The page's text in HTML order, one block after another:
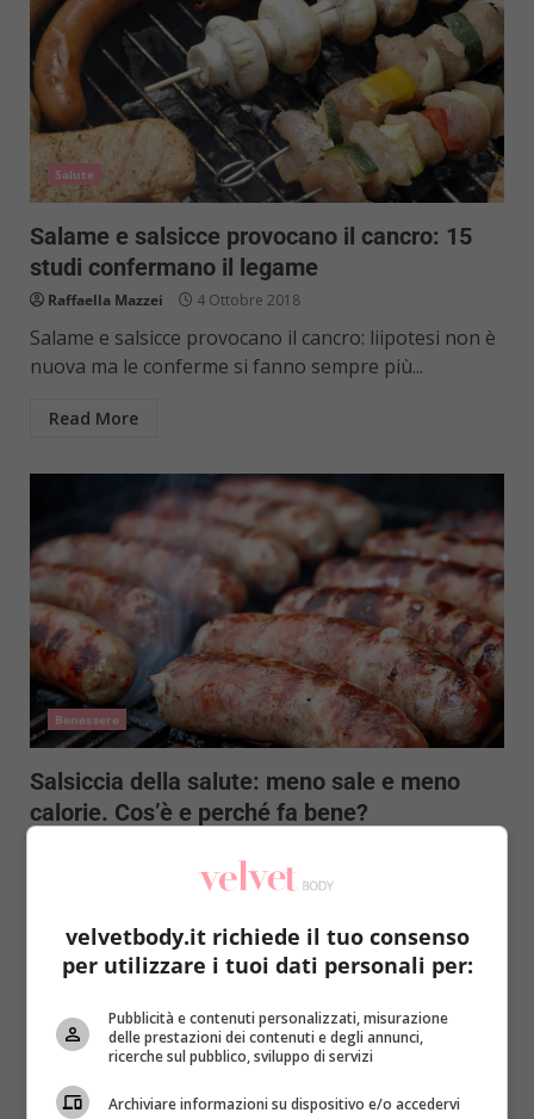
Salute
Salame e salsicce provocano il cancro: 15
studi confermano il legame
Raffaella Mazzei 4 Ottobre 2018
Salame e salsicce provocano il cancro: liipotesi non è
nuova ma le conferme si fanno sempre più...
Read More
Benessere
Salsiccia della salute: meno sale e meno
calorie. Cos’è e perché fa bene?
La salsiccia della salute ha lo scopo di salvaguardare
Read More
velvetbody.it richiede il tuo consenso
per utilizzare i tuoi dati personali per:
Pubblicità e contenuti personalizzati, misurazione
delle prestazioni dei contenuti e degli annunci,
ricerche sul pubblico, sviluppo di servizi
Archiviare informazioni su dispositivo e/o accedervi